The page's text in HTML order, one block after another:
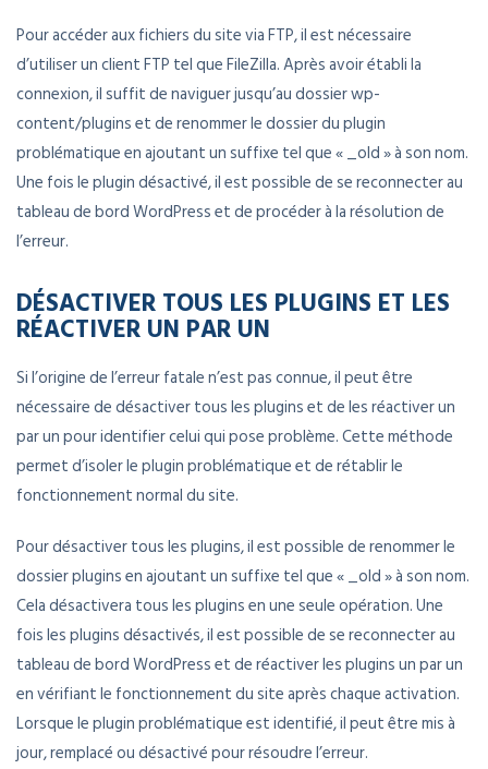
Pour accéder aux fichiers du site via FTP, il est nécessaire
d’utiliser un client FTP tel que FileZilla. Après avoir établi la
connexion, il suffit de naviguer jusqu’au dossier wp-
content/plugins et de renommer le dossier du plugin
problématique en ajoutant un suffixe tel que « _old » à son nom.
Une fois le plugin désactivé, il est possible de se reconnecter au
tableau de bord WordPress et de procéder à la résolution de
l’erreur.
DÉSACTIVER TOUS LES PLUGINS ET LES
RÉACTIVER UN PAR UN
Si l’origine de l’erreur fatale n’est pas connue, il peut être
nécessaire de désactiver tous les plugins et de les réactiver un
par un pour identifier celui qui pose problème. Cette méthode
permet d’isoler le plugin problématique et de rétablir le
fonctionnement normal du site.
Pour désactiver tous les plugins, il est possible de renommer le
dossier plugins en ajoutant un suffixe tel que « _old » à son nom.
Cela désactivera tous les plugins en une seule opération. Une
fois les plugins désactivés, il est possible de se reconnecter au
tableau de bord WordPress et de réactiver les plugins un par un
en vérifiant le fonctionnement du site après chaque activation.
Lorsque le plugin problématique est identifié, il peut être mis à
jour, remplacé ou désactivé pour résoudre l’erreur.